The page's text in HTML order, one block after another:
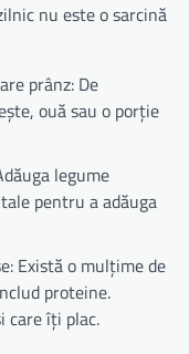
nu este o sarcină
prânz: De
ouă sau o porție
legume
pentru a adăuga
Există o mulțime de
proteine.
care îți plac.